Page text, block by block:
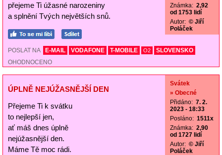
přejeme Ti úžasné narozeniny
a splnění Tvých největších snů.
Známka: 2,92
od 1753 lidí
Autor: © Jiří
Poláček
POSLAT NA E-MAIL VODAFONE T-MOBILE O2
SLOVENSKO
OHODNOCENO
ÚPLNĚ NEJÚŽASNĚJŠÍ DEN
Přejeme Ti k svátku
to nejlepší jen,
ať máš dnes úplně
nejúžasnější den.
Máme Tě moc rádi.
Svátek
» Obecné
Přidáno: 7. 2.
2023 - 18:33
Posláno: 1511x
Známka: 2,90
od 1727 lidí
Autor: © Jiří
Poláček